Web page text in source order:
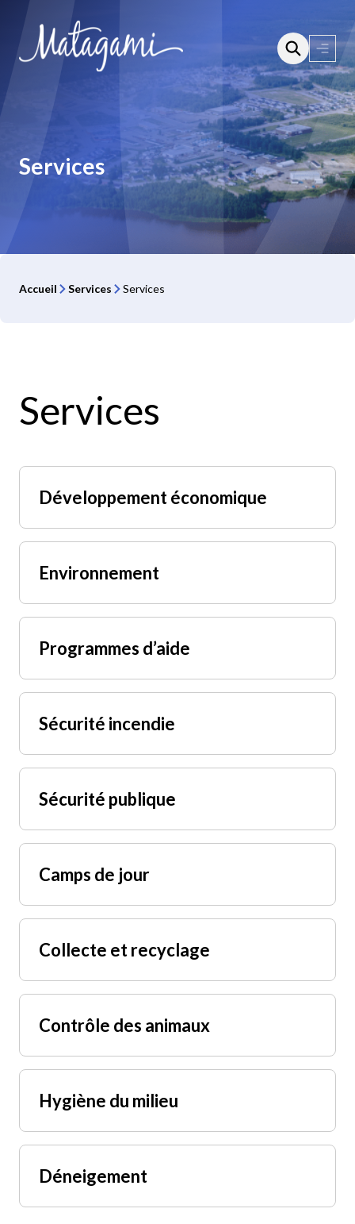
contenu
le
menu
Services
Accueil Services Services
Services
Développement économique
Environnement
Programmes d’aide
Sécurité incendie
Sécurité publique
Camps de jour
Collecte et recyclage
Contrôle des animaux
Hygiène du milieu
Déneigement